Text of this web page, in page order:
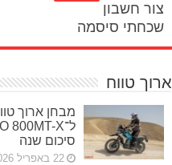
צור חשבון
שכחתי סיסמה
ארוך טווח
מבחן ארוך
סיכום שנה
22 באפריל 2026